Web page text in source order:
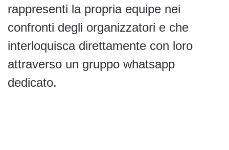
rappresenti la propria equipe nei
confronti degli organizzatori e che
interloquisca direttamente con loro
attraverso un gruppo whatsapp
dedicato.